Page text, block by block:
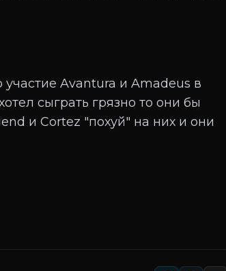
Avantura и Amadeus в
сыграть грязно то они бы
и Cortez "похуй" на них и они